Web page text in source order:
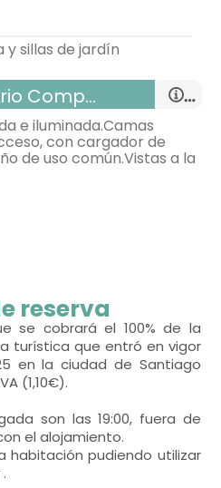
y sillas de jardín
e iluminada.Camas
con cargador de
de uso común.Vistas a la
camas
= 17
de baño. Incluye:
lavabo doble,
reserva
se cobrará el 100% de la
turística que entró en vigor
en la ciudad de Santiago
(1,10€).
son las 19:00, fuera de
el alojamiento.
habitación pudiendo utilizar